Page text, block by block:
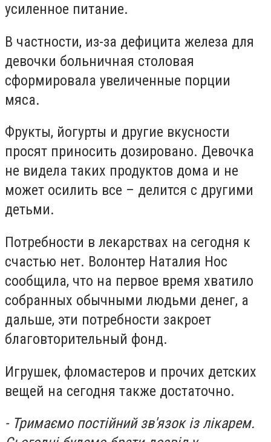
усиленное питание.
В частности, из-за дефицита железа для
девочки больничная столовая
сформировала увеличенные порции
мяса.
Фрукты, йогурты и другие вкусности
просят приносить дозировано. Девочка
не видела таких продуктов дома и не
может осилить все – делится с другими
детьми.
Потребности в лекарствах на сегодня к
счастью нет. Волонтер Наталия Нос
сообщила, что на первое время хватило
собранных обычными людьми денег, а
дальше, эти потребности закроет
благовторительный фонд.
Игрушек, фломастеров и прочих детских
вещей на сегодня также достаточно.
- Тримаємо постійний зв'язок із лікарем.